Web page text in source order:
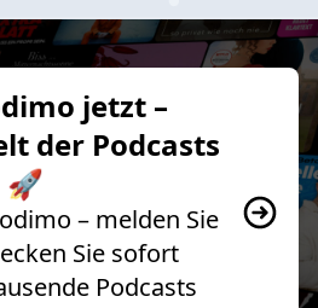
jetzt –
der Podcasts
🚀
– melden Sie
Sie sofort
Podcasts